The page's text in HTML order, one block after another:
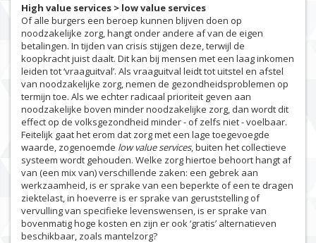
High value services > low value services
Of alle burgers een beroep kunnen blijven doen op
noodzakelijke zorg, hangt onder andere af van de eigen
betalingen. In tijden van crisis stijgen deze, terwijl de
koopkracht juist daalt. Dit kan bij mensen met een laag inkomen
leiden tot ‘vraaguitval’. Als vraaguitval leidt tot uitstel en afstel
van noodzakelijke zorg, nemen de gezondheidsproblemen op
termijn toe. Als we echter radicaal prioriteit geven aan
noodzakelijke boven minder noodzakelijke zorg, dan wordt dit
effect op de volksgezondheid minder - of zelfs niet - voelbaar.
Feitelijk gaat het erom dat zorg met een lage toegevoegde
waarde, zogenoemde low value services, buiten het collectieve
systeem wordt gehouden. Welke zorg hiertoe behoort hangt af
van (een mix van) verschillende zaken: een gebrek aan
werkzaamheid, is er sprake van een beperkte of een te dragen
ziektelast, in hoeverre is er sprake van geruststelling of
vervulling van specifieke levenswensen, is er sprake van
bovenmatig hoge kosten en zijn er ook ‘gratis’ alternatieven
beschikbaar, zoals mantelzorg?